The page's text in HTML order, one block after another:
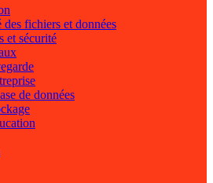
des fichiers et données
et sécurité
de données